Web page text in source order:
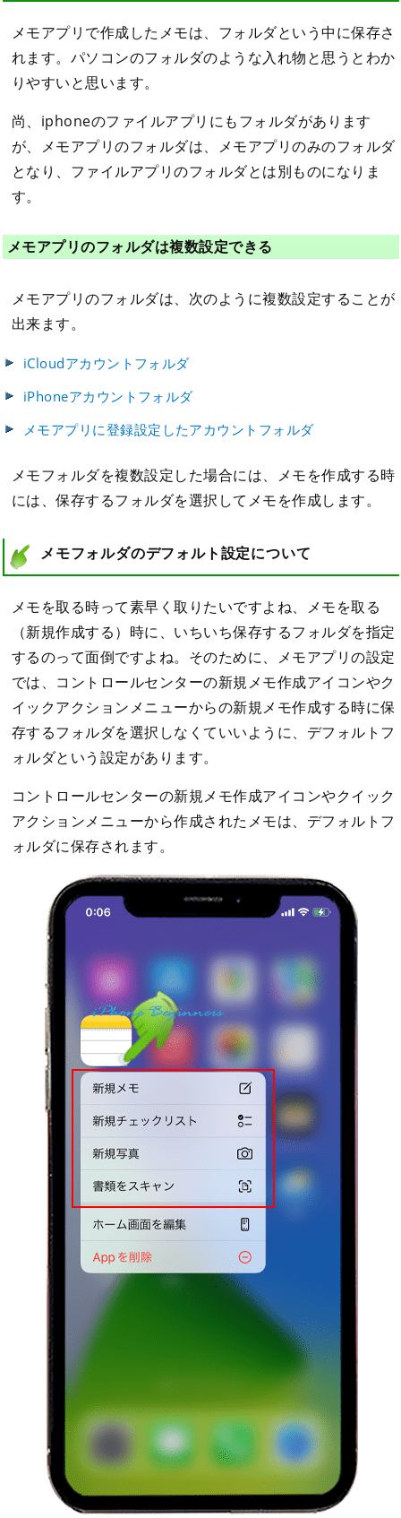
メモアプリで作成したメモは、フォルダという中に保存さ
れます。パソコンのフォルダのような入れ物と思うとわか
りやすいと思います。
尚、iphoneのファイルアプリにもフォルダがあります
が、メモアプリのフォルダは、メモアプリのみのフォルダ
となり、ファイルアプリのフォルダとは別ものになりま
す。
メモアプリのフォルダは複数設定できる
メモアプリのフォルダは、次のように複数設定することが
出来ます。
iCloudアカウントフォルダ
iPhoneアカウントフォルダ
メモアプリに登録設定したアカウントフォルダ
メモフォルダを複数設定した場合には、メモを作成する時
には、保存するフォルダを選択してメモを作成します。
メモフォルダのデフォルト設定について
メモを取る時って素早く取りたいですよね、メモを取る
（新規作成する）時に、いちいち保存するフォルダを指定
するのって面倒ですよね。そのために、メモアプリの設定
では、コントロールセンターの新規メモ作成アイコンやク
イックアクションメニューからの新規メモ作成する時に保
存するフォルダを選択しなくていいように、デフォルトフ
ォルダという設定があります。
コントロールセンターの新規メモ作成アイコンやクイック
アクションメニューから作成されたメモは、デフォルトフ
ォルダに保存されます。